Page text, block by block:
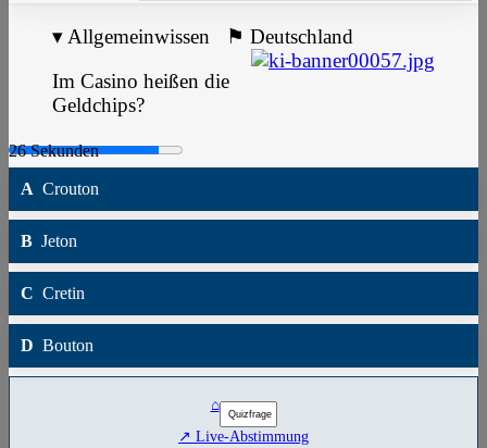
▾ Allgemeinwissen ⚑ Deutschland
Im Casino heißen die
Geldchips?
A Crouton
B Jeton
C Cretin
D Bouton
⌂
↗ Live-Abstimmung